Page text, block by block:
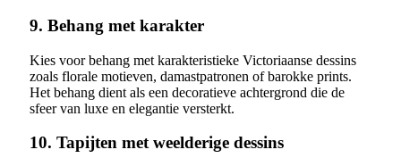
9. Behang met karakter
Kies voor behang met karakteristieke Victoriaanse dessins
zoals florale motieven, damastpatronen of barokke prints.
Het behang dient als een decoratieve achtergrond die de
sfeer van luxe en elegantie versterkt.
10. Tapijten met weelderige dessins